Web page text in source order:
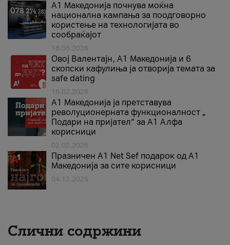
A1 Македонија почнува моќна
национална кампања за поодговорно
користење на технологијата во
сообраќајот
18.05.2026
Овој Валентајн, A1 Македонија и 6
скопски кафулиња ја отворија темата за
safe dating
16.02.2026
А1 Македонија ја претставува
револуционерната функционалност „
Подари на пријател“ за А1 Алфа
корисници
02.02.2026
Празничен A1 Net Sеf подарок од А1
Македонија за сите корисници
04.12.2025
Слични содржини